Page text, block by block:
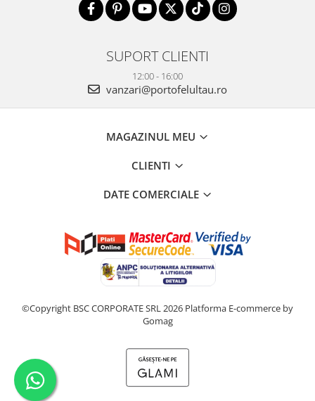
SUPORT CLIENTI
12:00 - 16:00
vanzari@portofelultau.ro
MAGAZINUL MEU
CLIENTI
DATE COMERCIALE
©Copyright BSC CORPORATE SRL 2026 Platforma E-commerce by
Gomag